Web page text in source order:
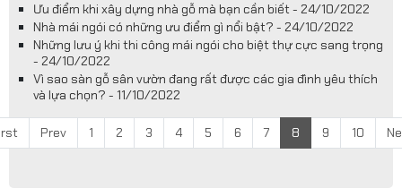
Ưu điểm khi xây dựng nhà gỗ mà bạn cần biết - 24/10/2022
Nhà mái ngói có những ưu điểm gì nổi bật? - 24/10/2022
Những lưu ý khi thi công mái ngói cho biệt thự cực sang trọng
- 24/10/2022
Vì sao sàn gỗ sân vườn đang rất được các gia đình yêu thích
và lựa chọn? - 11/10/2022
Prev 1 2 3 4 5 6 7 8 9 10